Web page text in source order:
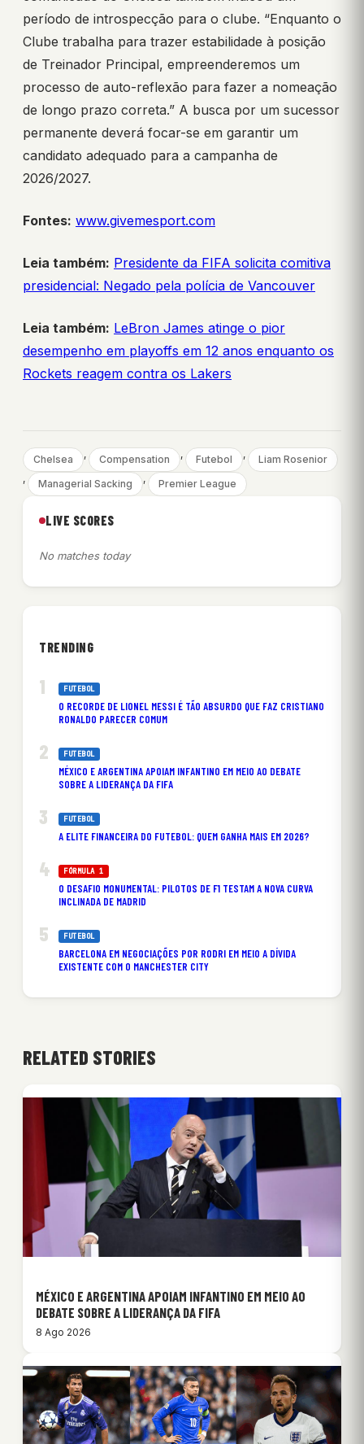
período de introspecção para o clube. “Enquanto o
Clube trabalha para trazer estabilidade à posição
de Treinador Principal, empreenderemos um
processo de auto-reflexão para fazer a nomeação
de longo prazo correta.” A busca por um sucessor
permanente deverá focar-se em garantir um
candidato adequado para a campanha de
2026/2027.
Fontes: www.givemesport.com
Leia também: Presidente da FIFA solicita comitiva
presidencial: Negado pela polícia de Vancouver
Leia também: LeBron James atinge o pior
desempenho em playoffs em 12 anos enquanto os
Rockets reagem contra os Lakers
Chelsea , Compensation , Futebol ,
Liam Rosenior
,
Managerial Sacking , Premier League
LIVE SCORES
No matches today
TRENDING
FUTEBOL
O RECORDE DE LIONEL MESSI É TÃO ABSURDO QUE FAZ CRISTIANO
RONALDO PARECER COMUM
FUTEBOL
MÉXICO E ARGENTINA APOIAM INFANTINO EM MEIO AO DEBATE
SOBRE A LIDERANÇA DA FIFA
FUTEBOL
A ELITE FINANCEIRA DO FUTEBOL: QUEM GANHA MAIS EM 2026?
FÓRMULA 1
O DESAFIO MONUMENTAL: PILOTOS DE F1 TESTAM A NOVA CURVA
INCLINADA DE MADRID
FUTEBOL
BARCELONA EM NEGOCIAÇÕES POR RODRI EM MEIO A DÍVIDA
EXISTENTE COM O MANCHESTER CITY
RELATED STORIES
MÉXICO E ARGENTINA APOIAM INFANTINO EM MEIO AO
DEBATE SOBRE A LIDERANÇA DA FIFA
8 Ago 2026